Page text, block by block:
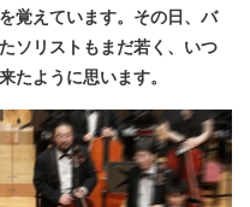
覚えています。その日、バ
ソリストもまだ若く、いつ
たように思います。